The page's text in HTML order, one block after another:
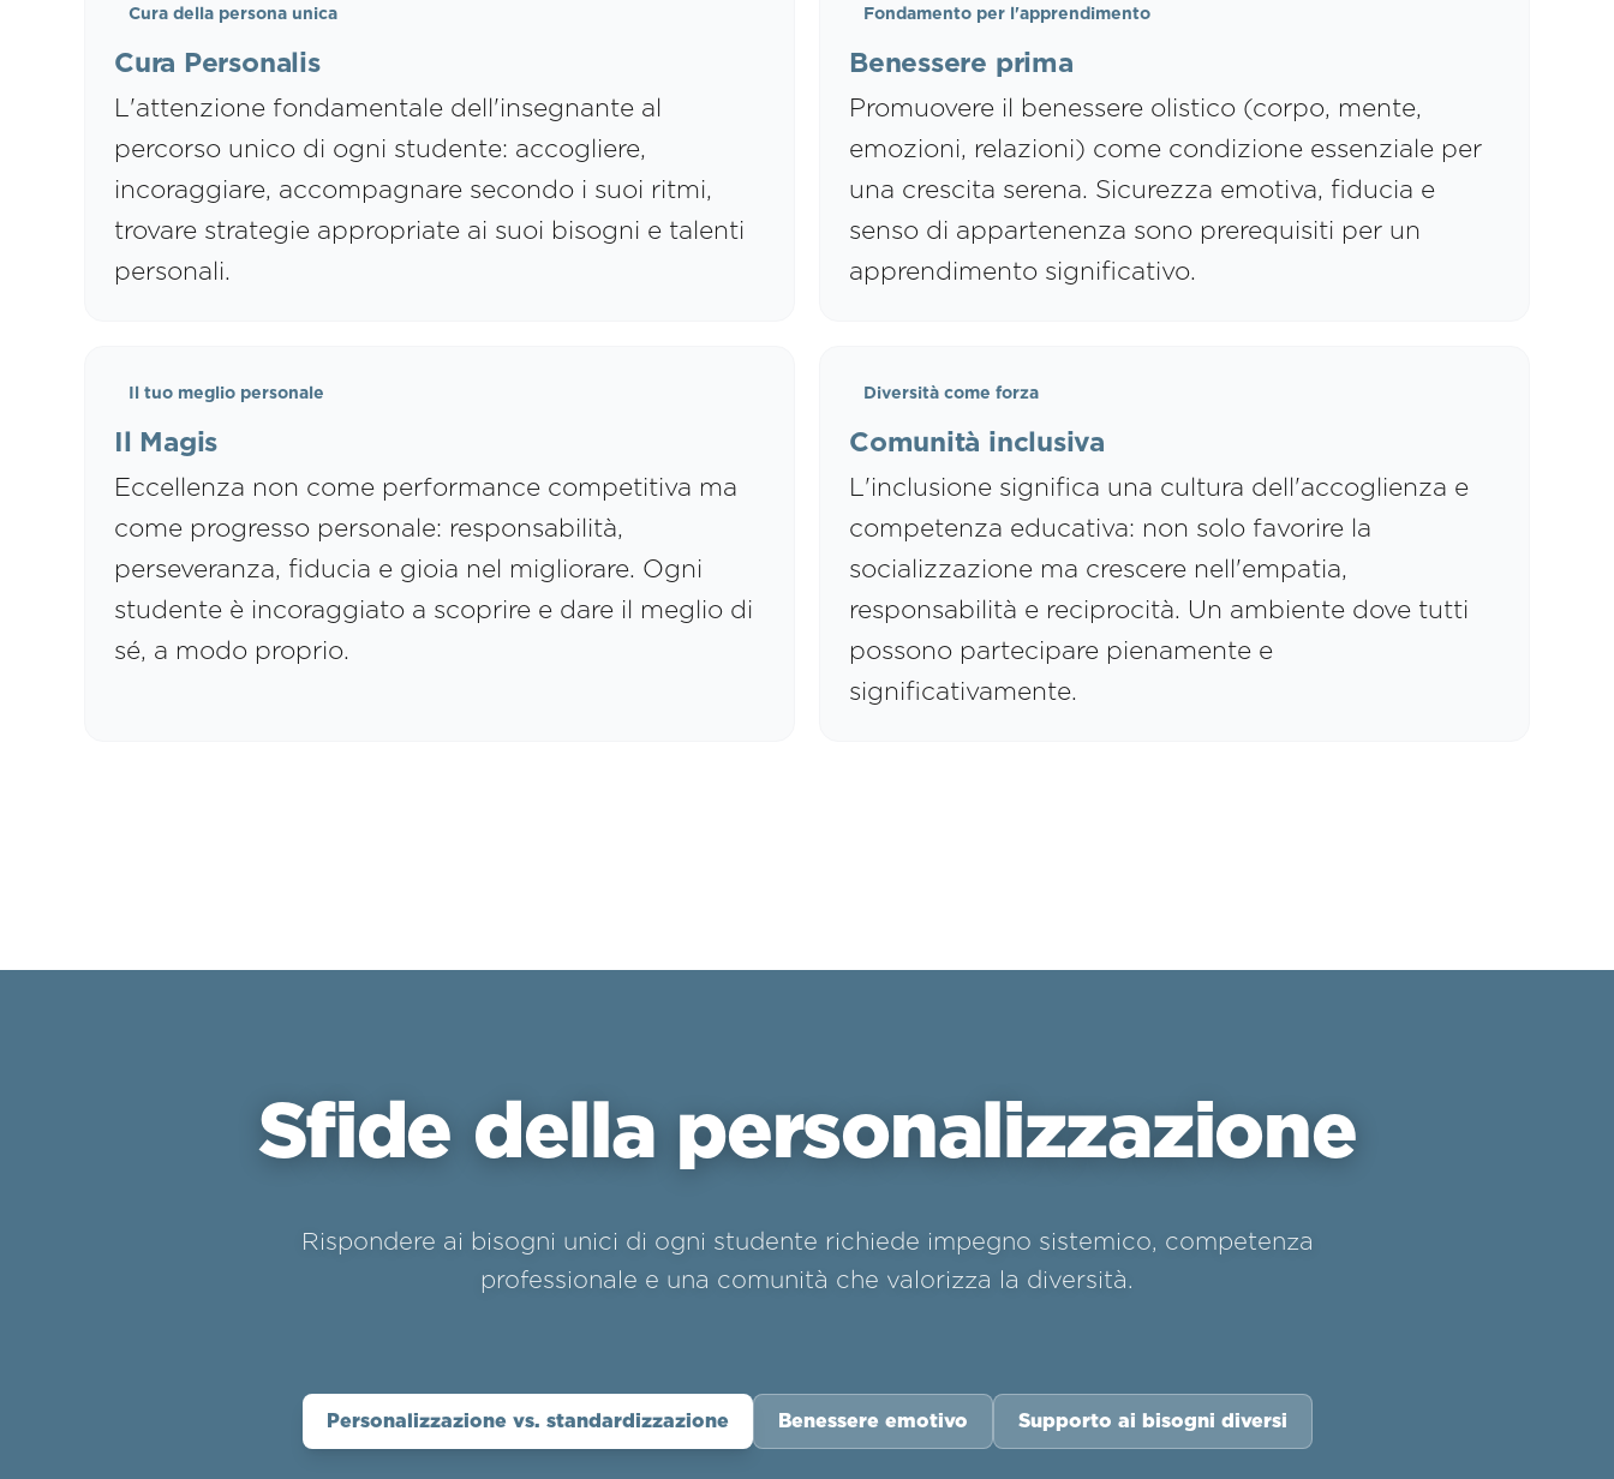
Cura della persona unica
Cura Personalis
L'attenzione fondamentale dell'insegnante al
percorso unico di ogni studente: accogliere,
incoraggiare, accompagnare secondo i suoi ritmi,
trovare strategie appropriate ai suoi bisogni e talenti
personali.
Fondamento per l'apprendimento
Benessere prima
Promuovere il benessere olistico (corpo, mente,
emozioni, relazioni) come condizione essenziale per
una crescita serena. Sicurezza emotiva, fiducia e
senso di appartenenza sono prerequisiti per un
apprendimento significativo.
Il tuo meglio personale
Il Magis
Eccellenza non come performance competitiva ma
come progresso personale: responsabilità,
perseveranza, fiducia e gioia nel migliorare. Ogni
studente è incoraggiato a scoprire e dare il meglio di
sé, a modo proprio.
Diversità come forza
Comunità inclusiva
L'inclusione significa una cultura dell'accoglienza e
competenza educativa: non solo favorire la
socializzazione ma crescere nell'empatia,
responsabilità e reciprocità. Un ambiente dove tutti
possono partecipare pienamente e
significativamente.
Sfide della personalizzazione
Rispondere ai bisogni unici di ogni studente richiede impegno sistemico, competenza
professionale e una comunità che valorizza la diversità.
Personalizzazione vs. standardizzazione Benessere emotivo Supporto ai bisogni diversi